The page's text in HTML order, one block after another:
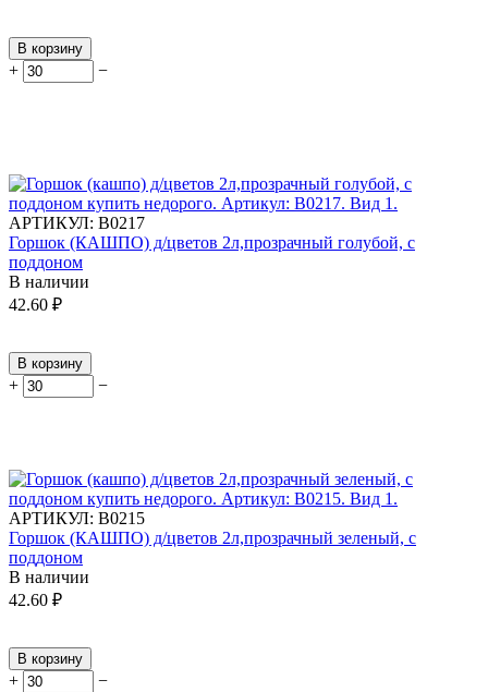
В корзину
+ −
АРТИКУЛ: В0217
Горшок (КАШПО) д/цветов 2л,прозрачный голубой, с
поддоном
В наличии
42.60 ₽
В корзину
+ −
АРТИКУЛ: В0215
Горшок (КАШПО) д/цветов 2л,прозрачный зеленый, с
поддоном
В наличии
42.60 ₽
В корзину
+ −